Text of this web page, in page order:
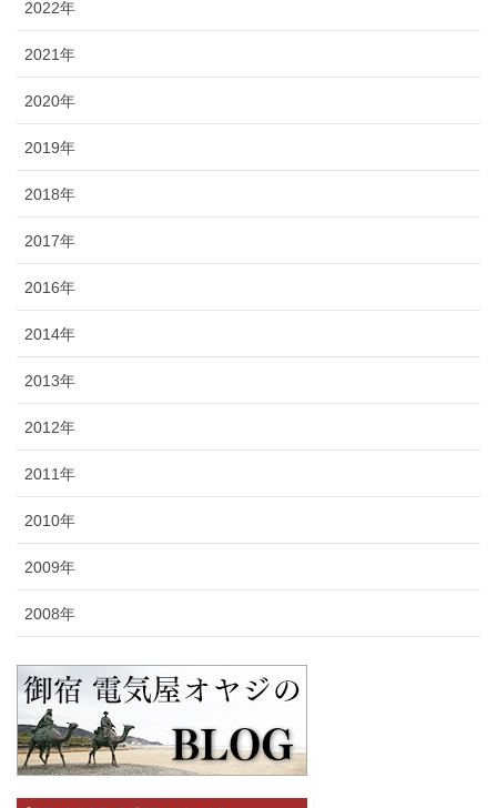
2022年
2021年
2020年
2019年
2018年
2017年
2016年
2014年
2013年
2012年
2011年
2010年
2009年
2008年